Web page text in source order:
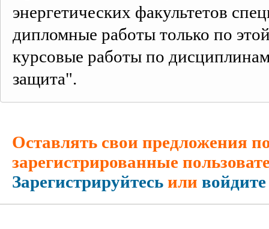
энергетических факультетов
дипломные работы только по
курсовые работы по
защита".
Оставлять свои предложения
зарегистрированные
Зарегистрируйтесь или войдите